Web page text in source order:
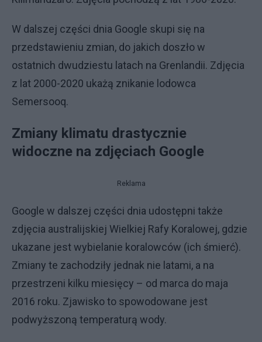
W dalszej części dnia Google skupi się na
przedstawieniu zmian, do jakich doszło w
ostatnich dwudziestu latach na Grenlandii. Zdjęcia
z lat 2000-2020 ukażą znikanie lodowca
Semersooq.
Zmiany klimatu drastycznie
widoczne na zdjęciach Google
Reklama
Google w dalszej części dnia udostępni także
zdjęcia australijskiej Wielkiej Rafy Koralowej, gdzie
ukazane jest wybielanie koralowców (ich śmierć).
Zmiany te zachodziły jednak nie latami, a na
przestrzeni kilku miesięcy – od marca do maja
2016 roku. Zjawisko to spowodowane jest
podwyższoną temperaturą wody.